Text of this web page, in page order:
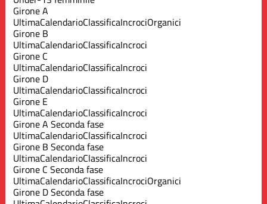
Girone A
UltimaCalendarioClassificaIncrociOrganici
Girone B
UltimaCalendarioClassificaIncroci
Girone C
UltimaCalendarioClassificaIncroci
Girone D
UltimaCalendarioClassificaIncroci
Girone E
UltimaCalendarioClassificaIncroci
Girone A Seconda fase
UltimaCalendarioClassificaIncroci
Girone B Seconda fase
UltimaCalendarioClassificaIncroci
Girone C Seconda fase
UltimaCalendarioClassificaIncrociOrganici
Girone D Seconda fase